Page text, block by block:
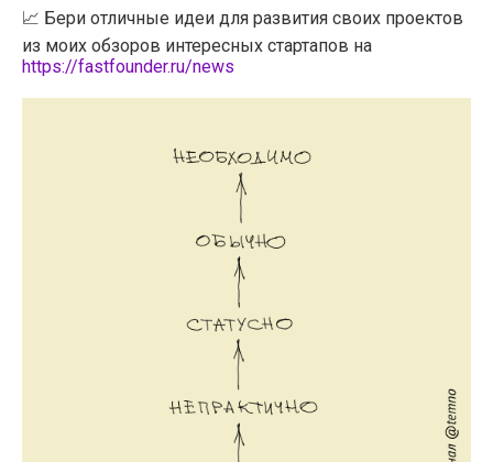
📈 Бери отличные идеи для развития своих проектов
из моих обзоров интересных стартапов на
https://fastfounder.ru/news